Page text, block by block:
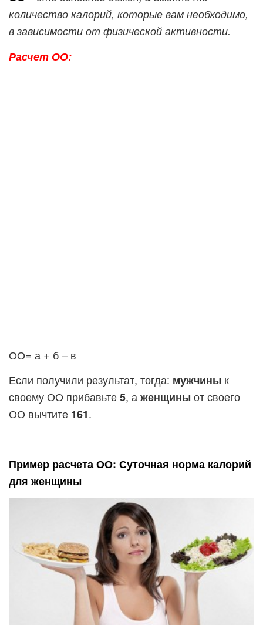
количество калорий, которые вам необходимо,
в зависимости от физической активности.
Расчет ОО:
ОО= а + б – в
Если получили результат, тогда: мужчины к
своему ОО прибавьте5, аженщины от своего
ОО вычтите 161.
Пример расчета ОО: Суточная норма калорий
для женщины